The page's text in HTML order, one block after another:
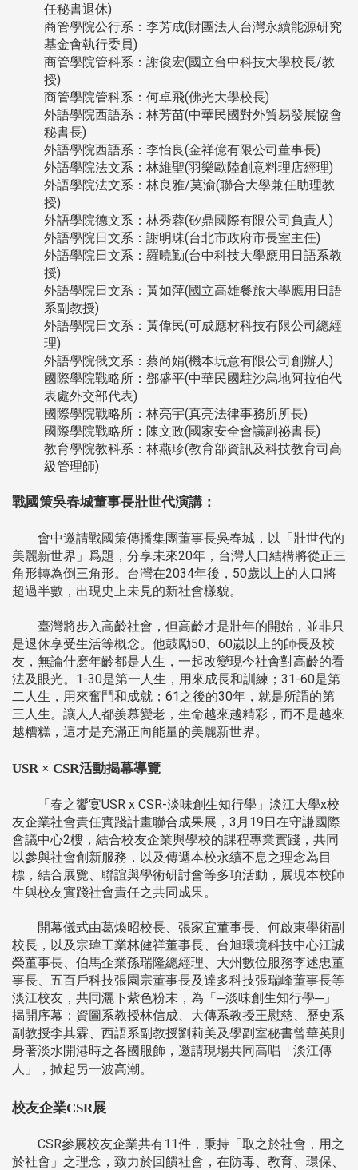
任秘書退休)
商管學院公行系：李芳成(財團法人台灣永續能源研究
基金會執行委員)
商管學院管科系：謝俊宏(國立台中科技大學校長/教
授)
商管學院管科系：何卓飛(佛光大學校長)
外語學院西語系：林芳苗(中華民國對外貿易發展協會
秘書長)
外語學院西語系：李怡良(金祥億有限公司董事長)
外語學院法文系：林維聖(羽樂歐陸創意料理店經理)
外語學院法文系：林良雅/莫渝(聯合大學兼任助理教
授)
外語學院德文系：林秀蓉(矽鼎國際有限公司負責人)
外語學院日文系：謝明珠(台北市政府市長室主任)
外語學院日文系：羅曉勤(台中科技大學應用日語系教
授)
外語學院日文系：黃如萍(國立高雄餐旅大學應用日語
系副教授)
外語學院日文系：黃偉民(可成應材科技有限公司總經
理)
外語學院俄文系：蔡尚娟(機本玩意有限公司創辦人)
國際學院戰略所：鄧盛平(中華民國駐沙烏地阿拉伯代
表處外交部代表)
國際學院戰略所：林亮宇(真亮法律事務所所長)
國際學院戰略所：陳文政(國家安全會議副祕書長)
教育學院教科系：林燕珍(教育部資訊及科技教育司高
級管理師)
戰國策吳春城董事長壯世代演講：
會中邀請戰國策傳播集團董事長吳春城，以「壯世代的
美麗新世界」爲題，分享未來20年，台灣人口結構將從正三
角形轉為倒三角形。台灣在2034年後，50歲以上的人口將
超過半數，出現史上未見的新社會樣貌。
臺灣將步入高齡社會，但高齡才是壯年的開始，並非只
是退休享受生活等概念。他鼓勵50、60嵗以上的師長及校
友，無論什麽年齡都是人生，一起改變現今社會對高齡的看
法及眼光。1-30是第一人生，用來成長和訓練；31-60是第
二人生，用來奮鬥和成就；61之後的30年，就是所謂的第
三人生。讓人人都羨慕變老，生命越來越精彩，而不是越來
越糟糕，這才是充滿正向能量的美麗新世界。
USR × CSR活動揭幕導覽
「春之饗宴USR x CSR-淡味創生知行學」淡江大學x校
友企業社會責任實踐計畫聯合成果展，3月19日在守謙國際
會議中心2樓，結合校友企業與學校的課程專業實踐，共同
以參與社會創新服務，以及傳遞本校永續不息之理念為目
標，結合展覽、聯誼與學術研討會等多項活動，展現本校師
生與校友實踐社會責任之共同成果。
開幕儀式由葛煥昭校長、張家宜董事長、何啟東學術副
校長，以及宗瑋工業林健祥董事長、台旭環境科技中心江誠
榮董事長、伯馬企業孫瑞隆總經理、大州數位服務李述忠董
事長、五百戶科技張園宗董事長及達多科技張瑞峰董事長等
淡江校友，共同灑下紫色粉末，為「─淡味創生知行學─」
揭開序幕；資圖系教授林信成、大傳系教授王慰慈、歷史系
副教授李其霖、西語系副教授劉莉美及學副室秘書曾華英則
身著淡水開港時之各國服飾，邀請現場共同高唱「淡江傳
人」，掀起另一波高潮。
校友企業CSR展
CSR參展校友企業共有11件，秉持「取之於社會，用之
於社會」之理念，致力於回饋社會，在防毒、教育、環保、